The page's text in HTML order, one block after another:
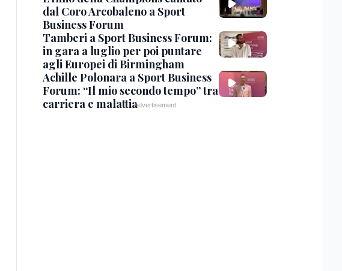
dal Coro Arcobaleno a Sport
Business Forum
Tamberi a Sport Business Forum:
in gara a luglio per poi puntare
agli Europei di Birmingham
Achille Polonara a Sport Business
Forum: “Il mio secondo tempo” tra
carriera e malattia